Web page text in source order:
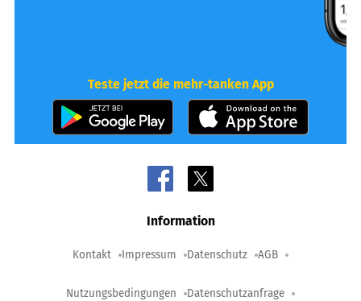
Teste jetzt die mehr-tanken App
Information
Kontakt Impressum Datenschutz AGB
Nutzungsbedingungen Datenschutzanfrage